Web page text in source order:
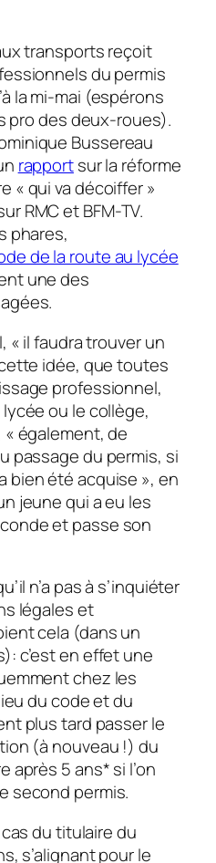
transports reçoit
du permis
la mi-mai (espérons
pro des deux-roues).
Bussereau
rapportsur la réforme
« qui va décoiffer »
RMC et BFM-TV.
phares,
de la route au lycée
une des
« il faudra trouver un
idée, que toutes
professionnel,
ou le collège,
également, de
passage du permis, si
bien été acquise », en
jeune qui a eu les
et passe son
n’a pas à s’inquiéter
légales et
cela (dans un
c’est en effet une
chez les
du code et du
plus tard passer le
(à nouveau !) du
5 ans* si l’on
second permis.
du titulaire du
s’alignant pour le